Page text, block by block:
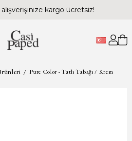
kargo ücretsiz!
Pure Color - Tatlı Tabağı / Krem